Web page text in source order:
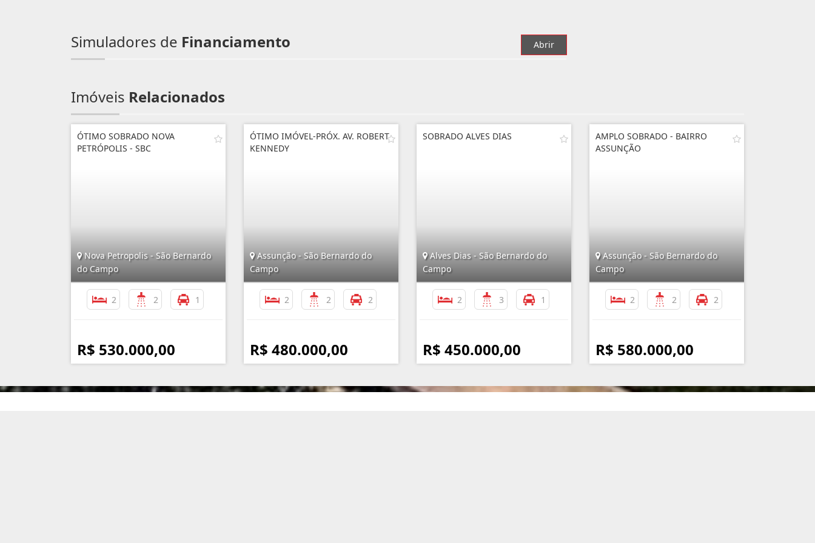
Simuladores de Financiamento Abrir
Imóveis Relacionados
ÓTIMO SOBRADO NOVA
PETRÓPOLIS - SBC
Nova Petropolis - São Bernardo
do Campo
2 2 1
R$ 530.000,00
ÓTIMO IMÓVEL-PRÓX. AV. ROBERT
KENNEDY
Assunção - São Bernardo do
Campo
2 2 2
R$ 480.000,00
SOBRADO ALVES DIAS
Alves Dias - São Bernardo do
Campo
2 3 1
R$ 450.000,00
AMPLO SOBRADO - BAIRRO
ASSUNÇÃO
Assunção - São Bernardo do
Campo
2 2 2
R$ 580.000,00